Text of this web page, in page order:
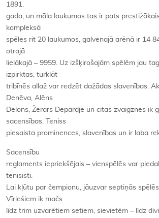
1891.
gada, un māla laukumos tas ir pats
kompleksā
spēles rit 20 laukumos, galvenajā arēnā ir 14
otrajā
lielākajā – 9959. Uz izšķirošajām spēlēm jau
izpirktas, turklāt
tribīnēs allaž var redzēt dažādas slavenības.
Denēva, Alēns
Delons, Žerārs Depardjē un citas zvaigznes ik
sacensības. Teniss
piesaista prominences, slavenības un ir laba
Sacensību
reglaments iepriekšējais – vienspēlēs var
tenisisti.
Lai kļūtu par čempionu, jāuzvar septiņās
Vīriešiem ik mačs
līdz trim uzvarētiem setiem, sievietēm – līdz